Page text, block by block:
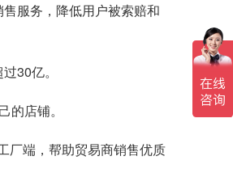
服务，降低用户被索赔和
30亿。
店铺。
厂端，帮助贸易商销售优质